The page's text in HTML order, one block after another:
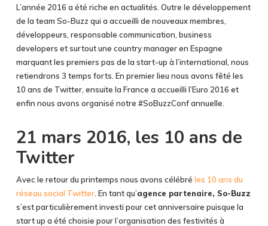
L’année 2016 a été riche en actualités. Outre le développement
de la team So-Buzz qui a accueilli de nouveaux membres,
développeurs, responsable communication, business
developers et surtout une country manager en Espagne
marquant les premiers pas de la start-up à l’international, nous
retiendrons 3 temps forts. En premier lieu nous avons fêté les
10 ans de Twitter, ensuite la France a accueilli l’Euro 2016 et
enfin nous avons organisé notre #SoBuzzConf annuelle.
21 mars 2016, les 10 ans de
Twitter
Avec le retour du printemps nous avons célébré les 10 ans du
réseau social Twitter. En tant qu’agence partenaire, So-Buzz
s’est particulièrement investi pour cet anniversaire puisque la
start up a été choisie pour l’organisation des festivités à